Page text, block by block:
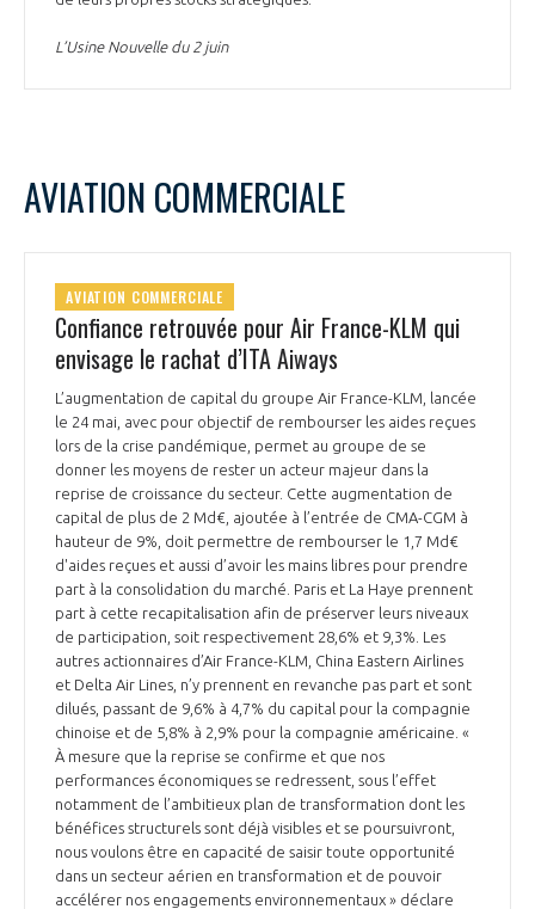
L’Usine Nouvelle du 2 juin
AVIATION COMMERCIALE
AVIATION COMMERCIALE
Confiance retrouvée pour Air France-KLM qui
envisage le rachat d’ITA Aiways
L’augmentation de capital du groupe Air France-KLM, lancée
le 24 mai, avec pour objectif de rembourser les aides reçues
lors de la crise pandémique, permet au groupe de se
donner les moyens de rester un acteur majeur dans la
reprise de croissance du secteur. Cette augmentation de
capital de plus de 2 Md€, ajoutée à l’entrée de CMA-CGM à
hauteur de 9%, doit permettre de rembourser le 1,7 Md€
d'aides reçues et aussi d’avoir les mains libres pour prendre
part à la consolidation du marché. Paris et La Haye prennent
part à cette recapitalisation afin de préserver leurs niveaux
de participation, soit respectivement 28,6% et 9,3%. Les
autres actionnaires d’Air France-KLM, China Eastern Airlines
et Delta Air Lines, n’y prennent en revanche pas part et sont
dilués, passant de 9,6% à 4,7% du capital pour la compagnie
chinoise et de 5,8% à 2,9% pour la compagnie américaine. «
À mesure que la reprise se confirme et que nos
performances économiques se redressent, sous l’effet
notamment de l’ambitieux plan de transformation dont les
bénéfices structurels sont déjà visibles et se poursuivront,
nous voulons être en capacité de saisir toute opportunité
dans un secteur aérien en transformation et de pouvoir
accélérer nos engagements environnementaux » déclare